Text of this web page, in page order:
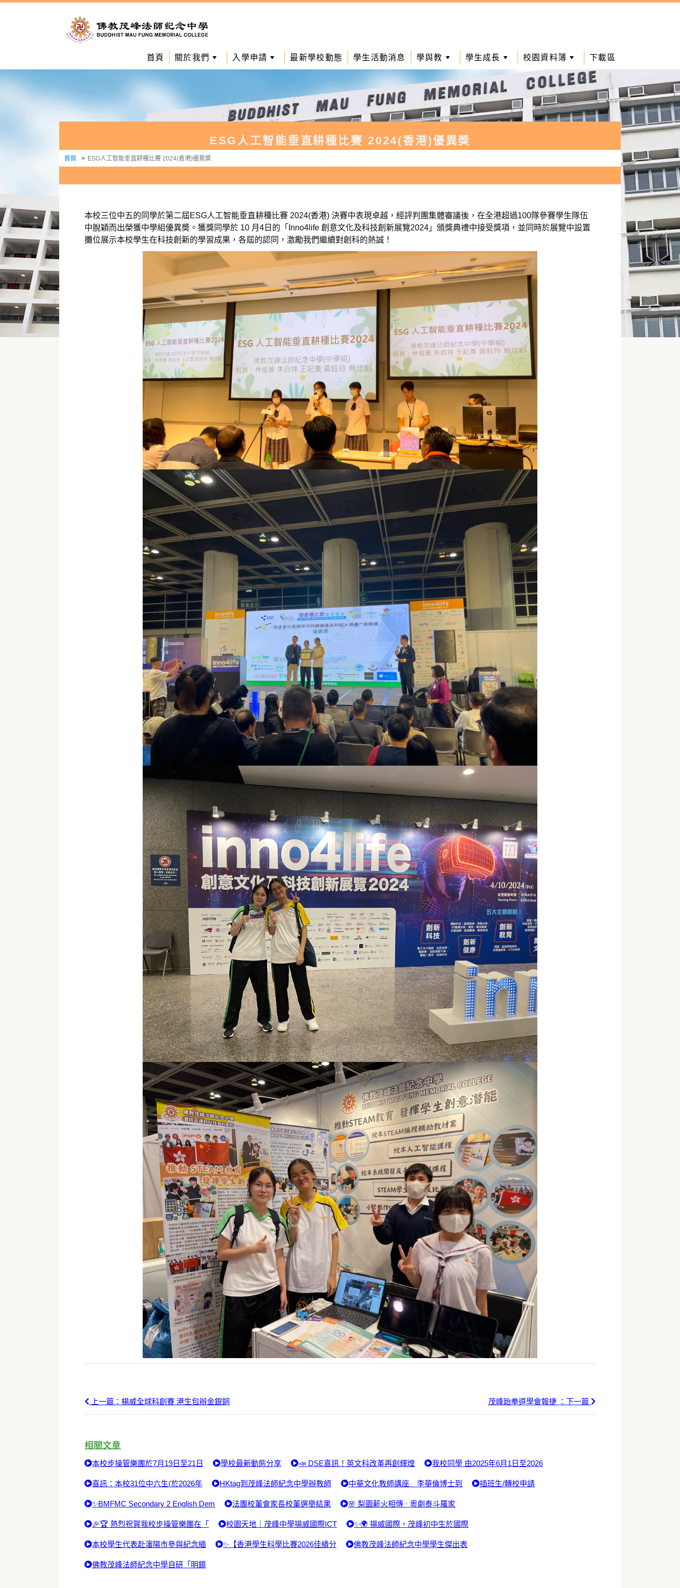
首頁 關於我們 入學申請 最新學校動態 學生活動消息 學與教 學生成長 校園資料簿 下載區
ESG人工智能垂直耕種比賽 2024(香港)優異獎
首頁 ESG人工智能垂直耕種比賽 2024(香港)優異獎
本校三位中五的同學於第二屆ESG人工智能垂直耕種比賽 2024(香港) 決賽中表現卓越，經評判團集體審議後，在全港超過100隊參賽學生隊伍
中脫穎而出榮獲中學組優異奬。獲獎同學於 10 月4日的「Inno4life 創意文化及科技創新展覽2024」頒獎典禮中接受獎項，並同時於展覽中設置
攤位展示本校學生在科技創新的學習成果，各屆的認同，激勵我們繼續對創科的熱誠！
上一篇：楊威全球科創賽 港生包辦金銀銅 茂峰跆拳道學會報捷 ：下一篇
相關文章
本校步操管樂團於7月19日至21日 學校最新動態分享 📣 DSE喜訊！英文科改革再創輝煌 我校同學 由2025年6月1日至2026
喜訊：本校31位中六生(於2026年 HKtag到茂峰法師紀念中學辦教師 中華文化教師講座 李華倫博士到 插班生/轉校申請
✨BMFMC Secondary 2 English Dem 法團校董會家長校董選舉結果 🌸 梨園薪火相傳 · 粵劇泰斗羅家
🎉🏆 熱烈祝賀我校步操管樂團在「 校園天地｜茂峰中學揚威國際ICT ✨🌍 揚威國際，茂峰初中生於國際
本校學生代表赴瀋陽市參與紀念緬 ✨【香港學生科學比賽2026佳績分 佛教茂峰法師紀念中學學生傑出表
佛教茂峰法師紀念中學自研「明鏡